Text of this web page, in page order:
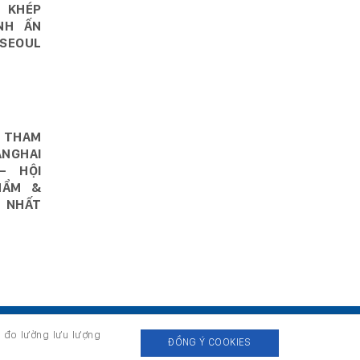
KHÉP
ẤN
HỘI
&
đo lường lưu lượng
ĐỒNG Ý COOKIES